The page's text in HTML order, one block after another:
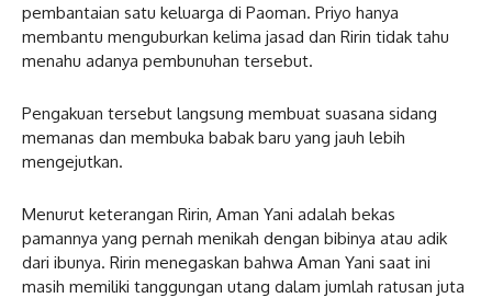
pembantaian satu keluarga di Paoman. Priyo hanya
membantu menguburkan kelima jasad dan Ririn tidak tahu
menahu adanya pembunuhan tersebut.
Pengakuan tersebut langsung membuat suasana sidang
memanas dan membuka babak baru yang jauh lebih
mengejutkan.
Menurut keterangan Ririn, Aman Yani adalah bekas
pamannya yang pernah menikah dengan bibinya atau adik
dari ibunya. Ririn menegaskan bahwa Aman Yani saat ini
masih memiliki tanggungan utang dalam jumlah ratusan juta